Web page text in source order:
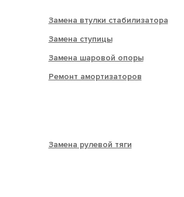
Замена втулки стабилизатора
Замена ступицы
Замена шаровой опоры
Ремонт амортизаторов
Замена рулевой тяги